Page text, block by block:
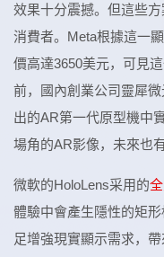
效果十分震撼。但這些
消費者。Meta根據這一
價高達3650美元，可見
前，國內創業公司靈犀
出的AR第一代原型機中
場角的AR影像，未來也
微軟的HoloLens采用的
體驗中會產生隱性的矩
足增強現實顯示需求，